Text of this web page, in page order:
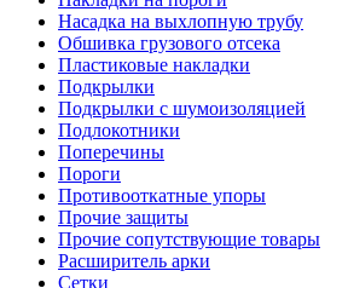
Насадка на выхлопную трубу
Обшивка грузового отсека
Пластиковые накладки
Подкрылки
Подкрылки с шумоизоляцией
Подлокотники
Поперечины
Пороги
Противооткатные упоры
Прочие защиты
Прочие сопутствующие товары
Расширитель арки
Сетки